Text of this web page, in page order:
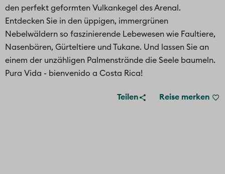
den perfekt geformten Vulkankegel des Arenal.
Entdecken Sie in den üppigen, immergrünen
Nebelwäldern so faszinierende Lebewesen wie Faultiere,
Nasenbären, Gürteltiere und Tukane. Und lassen Sie an
einem der unzähligen Palmenstrände die Seele baumeln.
Pura Vida - bienvenido a Costa Rica!
Reise merken
Teilen